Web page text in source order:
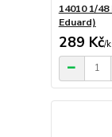
14010 1/
Eduard)
289 Kč/